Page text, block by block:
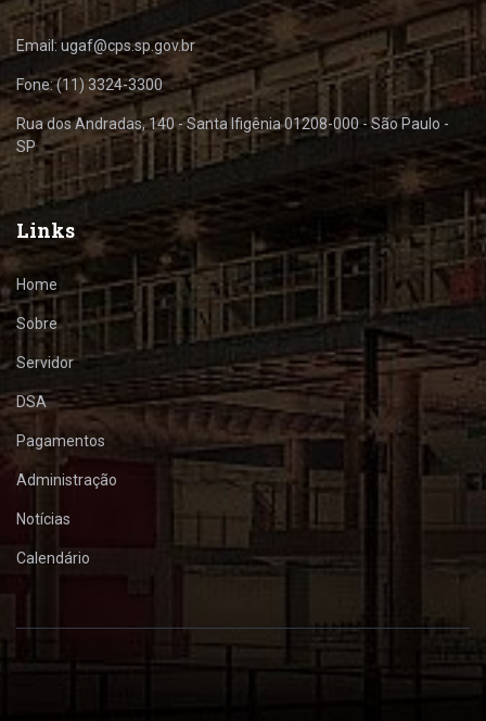
Email: ugaf@cps.sp.gov.br
Fone: (11) 3324-3300
Rua dos Andradas, 140 - Santa Ifigênia 01208-000 - São Paulo -
SP
Links
Home
Sobre
Servidor
DSA
Pagamentos
Administração
Notícias
Calendário